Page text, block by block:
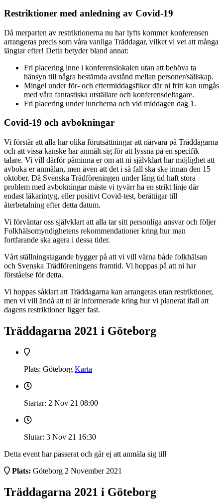
Restriktioner med anledning av Covid-19
Då merparten av restriktionerna nu har lyfts kommer konferensen
arrangeras precis som våra vanliga Träddagar, vilket vi vet att många
längtar efter! Detta betyder bland annat:
Fri placering inne i konferenslokalen utan att behöva ta
hänsyn till några bestämda avstånd mellan personer/sällskap.
Mingel under för- och eftermiddagsfikor där ni fritt kan umgås
med våra fantastiska utställare och konferensdeltagare.
Fri placering under luncherna och vid middagen dag 1.
Covid-19 och avbokningar
Vi förstår att alla har olika förutsättningar att närvara på Träddagarna
och att vissa kanske har anmält sig för att lyssna på en specifik
talare. Vi vill därför påminna er om att ni självklart har möjlighet att
avboka er anmälan, men även att det i så fall ska ske innan den 15
oktober. Då Svenska Trädföreningen under lång tid haft stora
problem med avbokningar måste vi tyvärr ha en strikt linje där
endast läkarintyg, eller positivt Covid-test, berättigar till
återbetalning efter detta datum.
Vi förväntar oss självklart att alla tar sitt personliga ansvar och följer
Folkhälsomyndighetens rekommendationer kring hur man
fortfarande ska agera i dessa tider.
Vårt ställningstagande bygger på att vi vill värna både folkhälsan
och Svenska Trädföreningens framtid. Vi hoppas på att ni har
förståelse för detta.
Vi hoppas såklart att Träddagarna kan arrangeras utan restriktioner,
men vi vill ändå att ni är informerade kring hur vi planerat ifall att
dagens restriktioner ligger fast.
Träddagarna 2021 i Göteborg
Plats: Göteborg Karta
Startar: 2 Nov 21 08:00
Slutar: 3 Nov 21 16:30
Detta event har passerat och går ej att anmäla sig till
Plats: Göteborg 2 November 2021
Träddagarna 2021 i Göteborg